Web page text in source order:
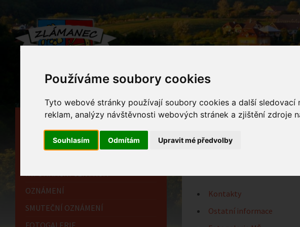
Používáme soubory cookies
Tyto webové stránky používají soubory cookies a další
reklam, analýzy návštěvnosti webových stránek a zjištění zdroje
Souhlasím Odmítám Upravit mé předvolby
Kontakty
Ostatní informace
HLAVNÍ STRÁNKA
OBECNÍ ÚŘAD
INFORMAČNÍ CENTRUM
OZNÁMENÍ
SMUTEČNÍ OZNÁMENÍ
FOTOGALERIE